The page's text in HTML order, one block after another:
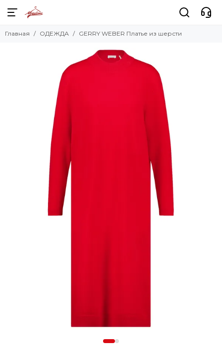
Главная ОДЕЖДА GERRY WEBER Платье из шерсти